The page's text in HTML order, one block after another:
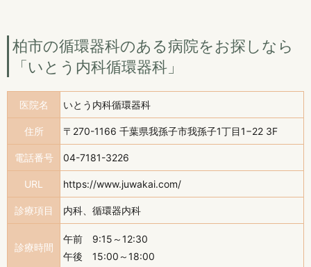
柏市の循環器科のある病院をお探しなら
「いとう内科循環器科」
医院名 いとう内科循環器科
住所 〒270-1166 千葉県我孫子市我孫子1丁目1−22 3F
電話番号 04-7181-3226
URL https://www.juwakai.com/
診療項目 内科、循環器内科
診療時間
午前 9:15～12:30
午後 15:00～18:00